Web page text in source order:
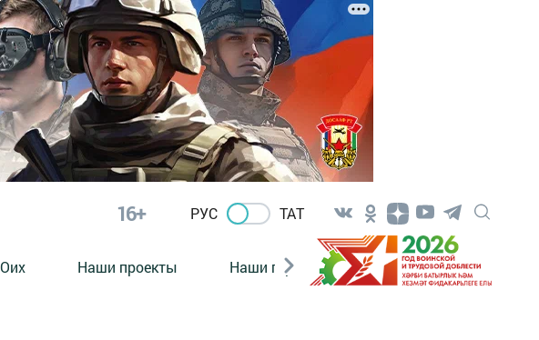
16+ РУС ТАТ
Наши проекты Наши герои Нормативно-правовые